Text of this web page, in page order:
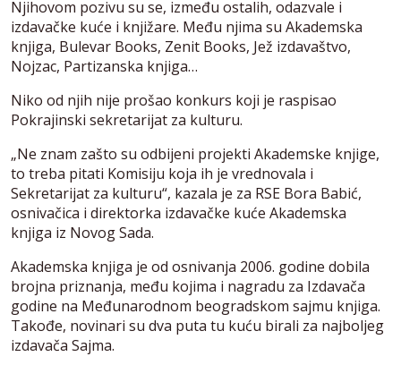
Njihovom pozivu su se, između ostalih, odazvale i
izdavačke kuće i knjižare. Među njima su Akademska
knjiga, Bulevar Books, Zenit Books, Jež izdavaštvo,
Nojzac, Partizanska knjiga…
Niko od njih nije prošao konkurs koji je raspisao
Pokrajinski sekretarijat za kulturu.
„Ne znam zašto su odbijeni projekti Akademske knjige,
to treba pitati Komisiju koja ih je vrednovala i
Sekretarijat za kulturu“, kazala je za RSE Bora Babić,
osnivačica i direktorka izdavačke kuće Akademska
knjiga iz Novog Sada.
Akademska knjiga je od osnivanja 2006. godine dobila
brojna priznanja, među kojima i nagradu za Izdavača
godine na Međunarodnom beogradskom sajmu knjiga.
Takođe, novinari su dva puta tu kuću birali za najboljeg
izdavača Sajma.